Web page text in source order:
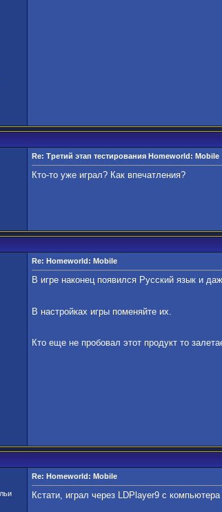
Re: Третий этап тестирования Homeworld: Mobile
Кто-то уже играл? Как впечатления?
Re: Homeworld: Mobile
В игре наконец появился Русский язык и
В настройках игры поменяйте их.
Кто еще не пробовал этот продукт то
Re: Homeworld: Mobile
Кстати, играл через LDPlayer9 с